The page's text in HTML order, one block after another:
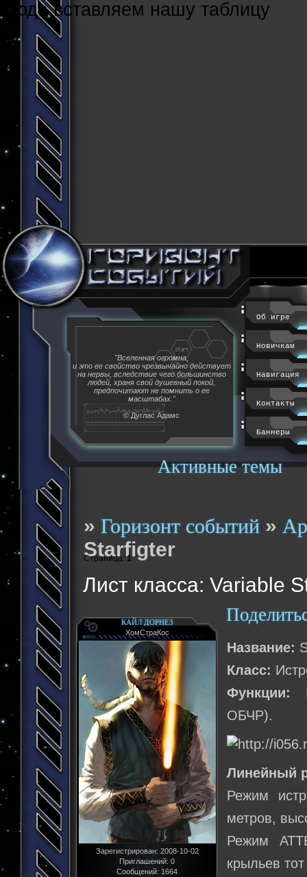
Cюда вставляем нашу таблицу
Активные темы
"Вселенная огромна,
и это ее свойство чрезвычайно действует
на нервы, вследствие чего большинство
людей, храня свой душевный покой,
предпочитают не помнить о ее
масштабах."
© Дуглас Адамс
Об игре
Новичкам
Навигация
Контакты
Баннеры
»Горизонт событий »
Starfigter
Лист класса: Variable
Страница:1
КАЙЛ ДОРНЕЗ
ХомСтраКос
Зарегистрирован: 2008-10-02
Приглашений: 0
Сообщений: 1664
Название:
Класс:
Функции:
ОБЧР).
Линейный
Режим
метров,
Режим
крыльев